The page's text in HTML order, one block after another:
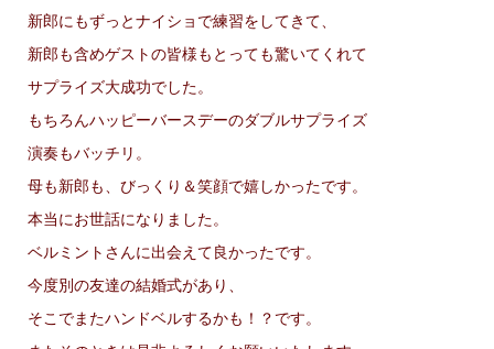
新郎にもずっとナイショで練習をしてきて、
新郎も含めゲストの皆様もとっても驚いてくれて
サプライズ大成功でした。
もちろんハッピーバースデーのダブルサプライズ
演奏もバッチリ。
母も新郎も、びっくり＆笑顔で嬉しかったです。
本当にお世話になりました。
ベルミントさんに出会えて良かったです。
今度別の友達の結婚式があり、
そこでまたハンドベルするかも！？です。